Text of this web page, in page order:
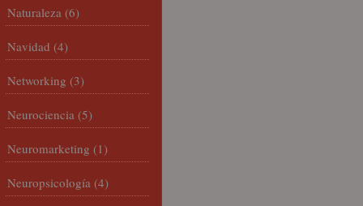
Naturaleza (6)
Navidad (4)
Networking (3)
Neurociencia (5)
Neuromarketing (1)
Neuropsicología (4)